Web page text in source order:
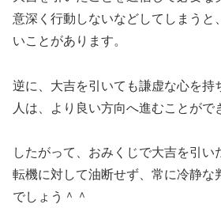
意深く行動しないなどしてしまうと
いことがあります。
逆に、大吉を引いても謙虚な心を持
人は、より良い方向へ進むことがで
したがって、おみくじで大吉を引い
転機に対して油断せず、常に冷静な
でしょう＾＾